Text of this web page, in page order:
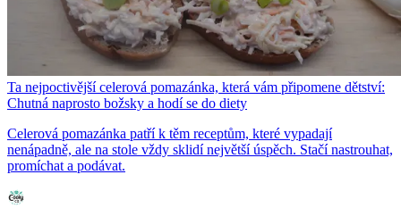
Ta nejpoctivější celerová pomazánka, která vám připomene dětství:
Chutná naprosto božsky a hodí se do diety
Celerová pomazánka patří k těm receptům, které vypadají
nenápadně, ale na stole vždy sklidí největší úspěch. Stačí nastrouhat,
promíchat a podávat.